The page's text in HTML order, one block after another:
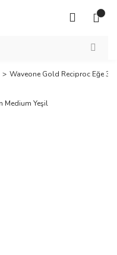
Waveone Gold Reciproc Eğe